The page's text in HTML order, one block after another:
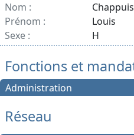
Nom :
Chappuis
Prénom :
Louis
Sexe :
H
Fonctions et
Administration
Réseau